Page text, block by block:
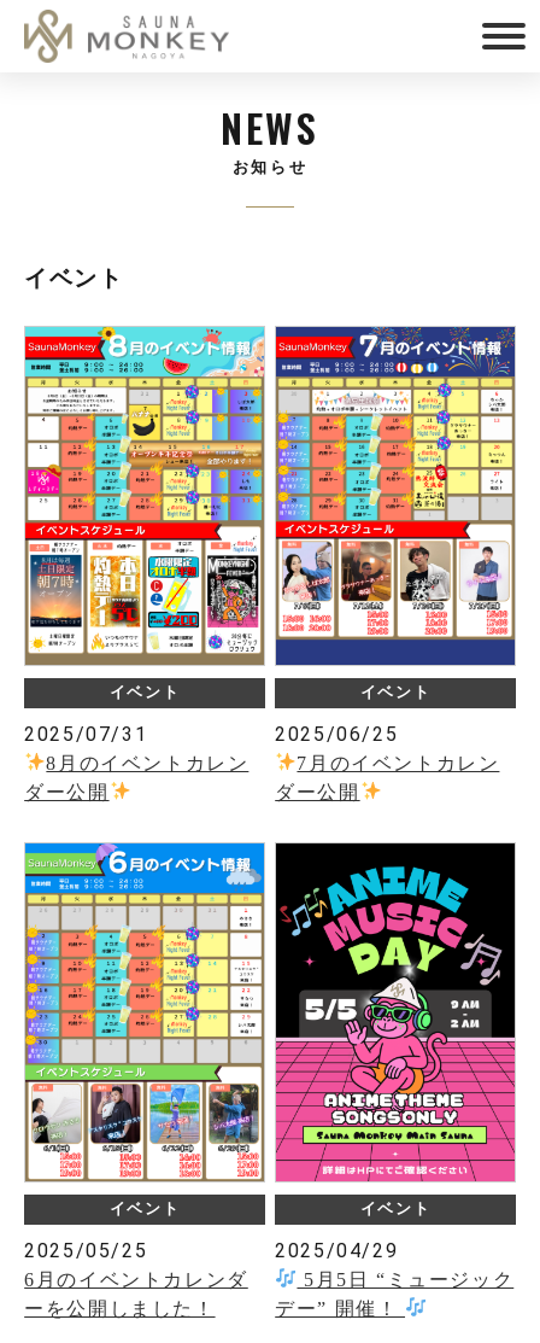
NEWS
お知らせ
イベント
イベント
2025/07/31
8月のイベントカレン
ダー公開
イベント
2025/06/25
7月のイベントカレン
ダー公開
イベント
2025/05/25
6月のイベントカレンダ
ーを公開しました！
イベント
2025/04/29
5月5日 “ミュージック
デー” 開催！